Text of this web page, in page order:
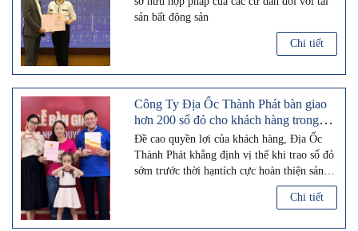
sản bất động sản
Chi tiết
Công Ty Địa Ốc Thành Phát bàn giao
hơn 200 sổ đỏ cho khách hàng trong
năm 2024
Đề cao quyền lợi của khách hàng, Địa Ốc
Thành Phát khẳng định vị thế khi trao sổ đỏ
sớm trước thời hạntích cực hoàn thiện sản
phẩm, hoàn thiện pháp lý cho Quý nhà đầu
Chi tiết